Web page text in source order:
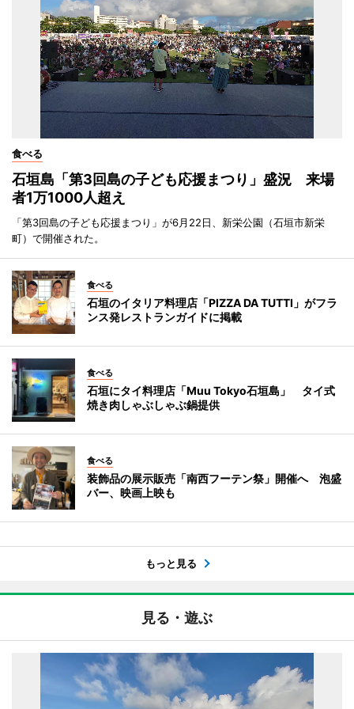
食べる
石垣島「第3回島の子ども応援まつり」盛況 来場
者1万1000人超え
「第3回島の子ども応援まつり」が6月22日、新栄公園（石垣市新栄
町）で開催された。
食べる
石垣のイタリア料理店「PIZZA DA TUTTI」がフラ
ンス発レストランガイドに掲載
食べる
石垣にタイ料理店「Muu Tokyo石垣島」 タイ式
焼き肉しゃぶしゃぶ鍋提供
食べる
装飾品の展示販売「南西フーテン祭」開催へ 泡盛
バー、映画上映も
もっと見る
見る・遊ぶ